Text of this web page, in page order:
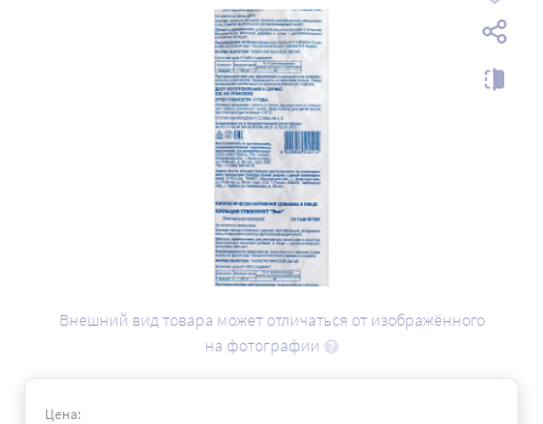
Внешний вид товара может отличаться от изображённого
на фотографии
Цена: